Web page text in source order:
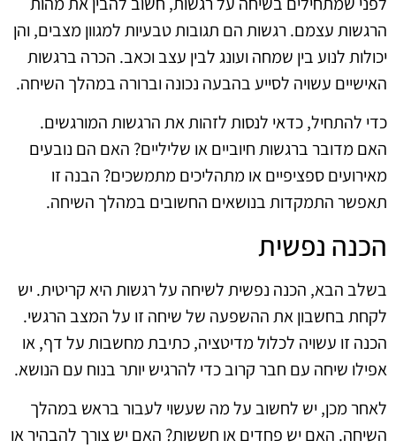
הרגשות עצמם. רגשות הם תגובות טבעיות למגוון מצבים, והן
יכולות לנוע בין שמחה ועונג לבין עצב וכאב. הכרה ברגשות
האישיים עשויה לסייע בהבעה נכונה וברורה במהלך השיחה.
כדי להתחיל, כדאי לנסות לזהות את הרגשות המורגשים.
האם מדובר ברגשות חיוביים או שליליים? האם הם נובעים
מאירועים ספציפיים או מתהליכים מתמשכים? הבנה זו
תאפשר התמקדות בנושאים החשובים במהלך השיחה.
הכנה נפשית
בשלב הבא, הכנה נפשית לשיחה על רגשות היא קריטית. יש
לקחת בחשבון את ההשפעה של שיחה זו על המצב הרגשי.
הכנה זו עשויה לכלול מדיטציה, כתיבת מחשבות על דף, או
אפילו שיחה עם חבר קרוב כדי להרגיש יותר בנוח עם הנושא.
לאחר מכן, יש לחשוב על מה שעשוי לעבור בראש במהלך
השיחה. האם יש פחדים או חששות? האם יש צורך להבהיר או